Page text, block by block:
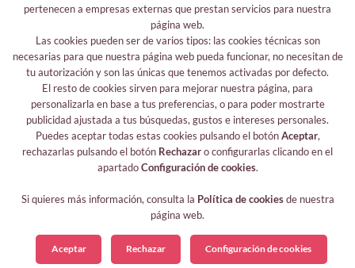
Más información
Aviso legal
Sus datos seguros
Protección de datos
Política de cookies
Sígueme
© 2026 Chatibuky, todos los derechos reservados.
pertenecen a empresas externas que prestan servicios para nuestra
página web.
Las cookies pueden ser de varios tipos: las cookies técnicas son
necesarias para que nuestra página web pueda funcionar, no necesitan de
tu autorización y son las únicas que tenemos activadas por defecto.
El resto de cookies sirven para mejorar nuestra página, para
personalizarla en base a tus preferencias, o para poder mostrarte
publicidad ajustada a tus búsquedas, gustos e intereses personales.
Puedes aceptar todas estas cookies pulsando el botónAceptar,
rechazarlas pulsando el botón Rechazaro configurarlas clicando en el
apartadoConfiguración de cookies.
Si quieres más información, consulta la Política de cookiesde nuestra
página web.
Aceptar Rechazar Configuración de cookies